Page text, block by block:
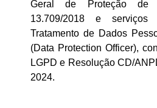
Geral de Proteção de
13.709/2018 e
Tratamento de Dados
(Data Protection Officer),
LGPD e Resolução CD/
2024.